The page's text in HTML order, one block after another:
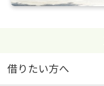
借りたい方へ